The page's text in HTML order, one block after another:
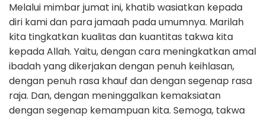
Melalui mimbar jumat ini, khatib wasiatkan kepada
diri kami dan para jamaah pada umumnya. Marilah
kita tingkatkan kualitas dan kuantitas takwa kita
kepada Allah. Yaitu, dengan cara meningkatkan amal
ibadah yang dikerjakan dengan penuh keihlasan,
dengan penuh rasa khauf dan dengan segenap rasa
raja. Dan, dengan meninggalkan kemaksiatan
dengan segenap kemampuan kita. Semoga, takwa